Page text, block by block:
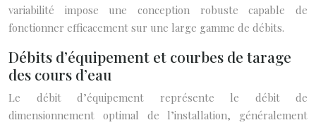
variabilité impose une conception robuste capable de
fonctionner efficacement sur une large gamme de débits.
Débits d’équipement et courbes de tarage
des cours d’eau
Le débit d’équipement représente le débit de
dimensionnement optimal de l’installation, généralement